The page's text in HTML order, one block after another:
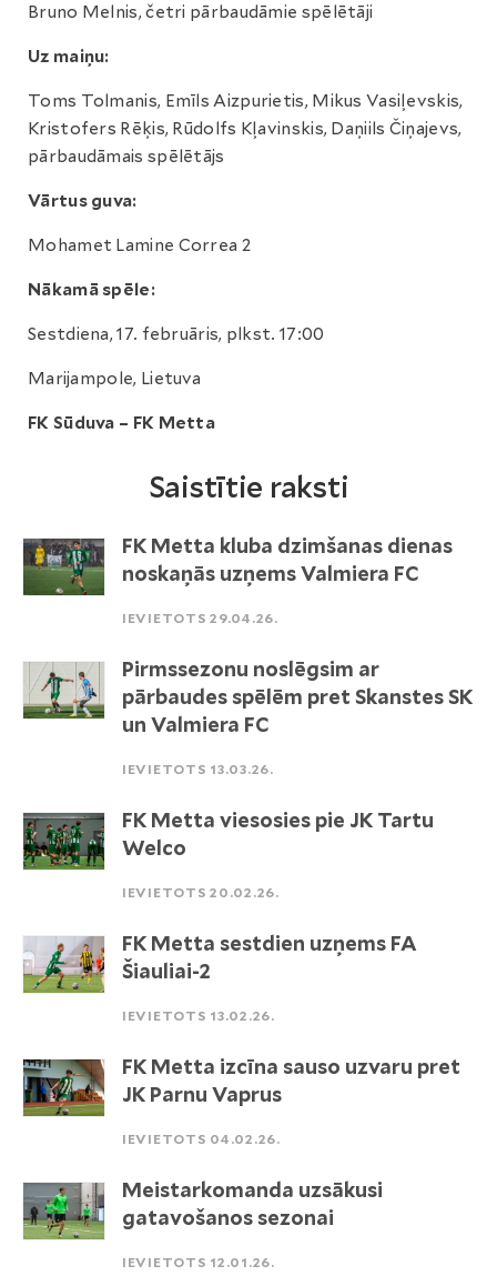
Bruno Melnis, četri pārbaudāmie spēlētāji
Uz maiņu:
Toms Tolmanis, Emīls Aizpurietis, Mikus Vasiļevskis,
Kristofers Rēķis, Rūdolfs Kļavinskis, Daņiils Čiņajevs,
pārbaudāmais spēlētājs
Vārtus guva:
Mohamet Lamine Correa 2
Nākamā spēle:
Sestdiena, 17. februāris, plkst. 17:00
Marijampole, Lietuva
FK Sūduva – FK Metta
Saistītie raksti
FK Metta kluba dzimšanas dienas
noskaņās uzņems Valmiera FC
IEVIETOTS 29.04.26.
Pirmssezonu noslēgsim ar
pārbaudes spēlēm pret Skanstes SK
un Valmiera FC
IEVIETOTS 13.03.26.
FK Metta viesosies pie JK Tartu
Welco
IEVIETOTS 20.02.26.
FK Metta sestdien uzņems FA
Šiauliai-2
IEVIETOTS 13.02.26.
FK Metta izcīna sauso uzvaru pret
JK Parnu Vaprus
IEVIETOTS 04.02.26.
Meistarkomanda uzsākusi
gatavošanos sezonai
IEVIETOTS 12.01.26.